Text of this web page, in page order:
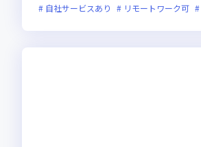
自社サービスあり
リモートワーク可